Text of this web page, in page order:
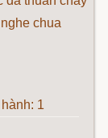
1